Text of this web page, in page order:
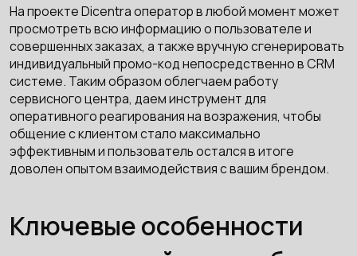
На проекте Dicentra оператор в любой момент может
просмотреть всю информацию о пользователе и
совершенных заказах, а также вручную сгенерировать
индивидуальный промо-код непосредственно в CRM
системе. Таким образом облегчаем работу
сервисного центра, даем инструмент для
оперативного реагирования на возражения, чтобы
общение с клиентом стало максимально
эффективным и пользователь остался в итоге
доволен опытом взаимодействия с вашим брендом.
Ключевые особенности